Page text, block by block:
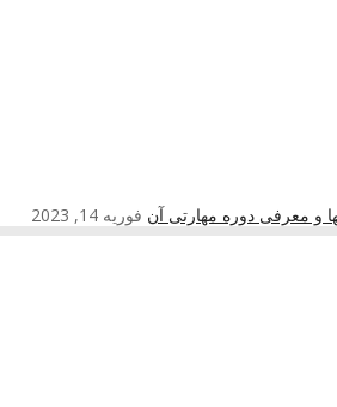
و معرفی دوره مهارتی آن فوریه 14, 2023